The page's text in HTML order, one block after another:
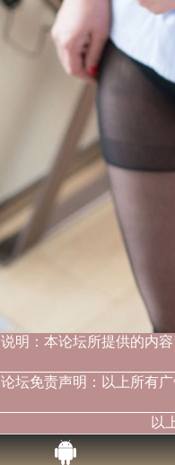
说明：本论坛所提供的内
论坛免责声明：以上所有
以